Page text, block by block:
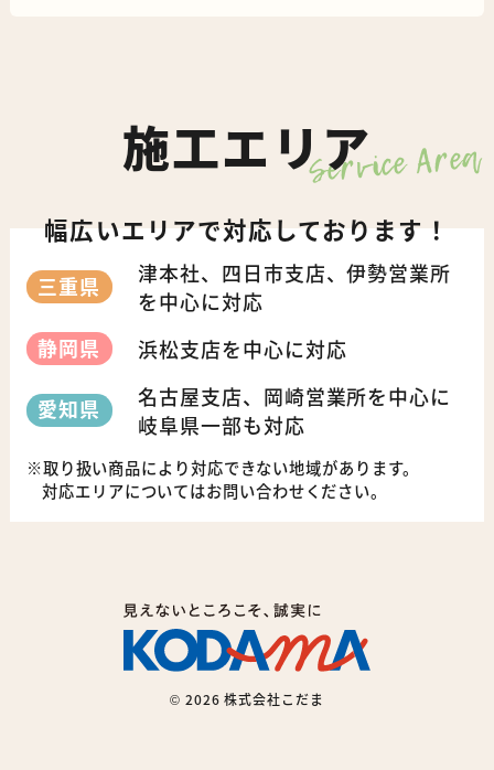
施工エリアService Area
幅広いエリアで対応しております！
三重県
津本社、四日市支店、伊勢営業所
を中心に対応
静岡県
浜松支店を中心に対応
愛知県
名古屋支店、岡崎営業所を中心に
岐阜県一部も対応
取り扱い商品により対応できない地域があります。
対応エリアについてはお問い合わせください。
© 2026 株式会社こだま